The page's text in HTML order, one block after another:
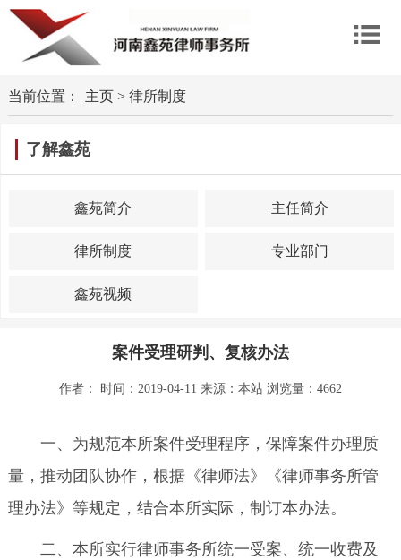
当前位置： 主页> 律所制度
了解鑫苑
鑫苑简介 主任简介
律所制度 专业部门
鑫苑视频
案件受理研判、复核办法
作者： 时间：2019-04-11 来源： 本站浏览量：4662
一、为规范本所案件受理程序，保障案件办理质
量，推动团队协作，根据《律师法》《律师事务所管
理办法》等规定，结合本所实际，制订本办法。
二、本所实行律师事务所统一受案、统一收费及